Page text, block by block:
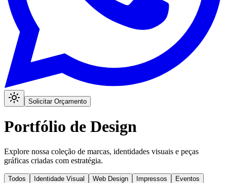
Solicitar Orçamento
Portfólio de Design
Explore nossa coleção de marcas, identidades visuais e peças
gráficas criadas com estratégia.
Todos Identidade Visual Web Design Impressos
Eventos